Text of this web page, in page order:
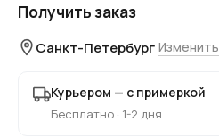
Получить заказ
Санкт-Петербург Изменить
Курьером — с примеркой
Бесплатно · 1-2 дня